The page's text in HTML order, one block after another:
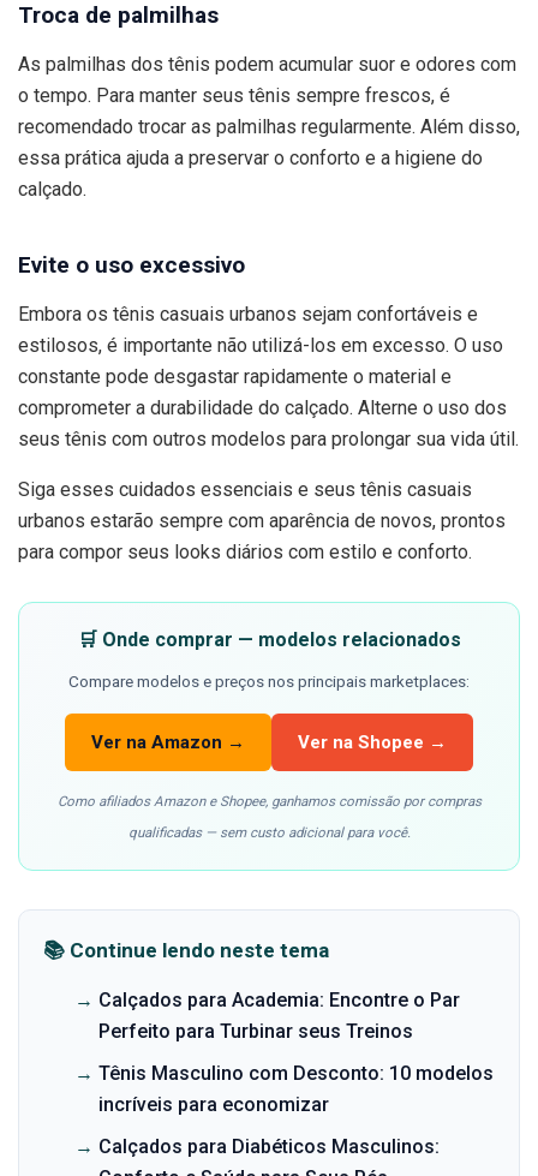
Troca de palmilhas
As palmilhas dos tênis podem acumular suor e odores com
o tempo. Para manter seus tênis sempre frescos, é
recomendado trocar as palmilhas regularmente. Além disso,
essa prática ajuda a preservar o conforto e a higiene do
calçado.
Evite o uso excessivo
Embora os tênis casuais urbanos sejam confortáveis e
estilosos, é importante não utilizá-los em excesso. O uso
constante pode desgastar rapidamente o material e
comprometer a durabilidade do calçado. Alterne o uso dos
seus tênis com outros modelos para prolongar sua vida útil.
Siga esses cuidados essenciais e seus tênis casuais
urbanos estarão sempre com aparência de novos, prontos
para compor seus looks diários com estilo e conforto.
🛒 Onde comprar — modelos relacionados
Compare modelos e preços nos principais marketplaces:
Ver na Amazon → Ver na Shopee →
Como afiliados Amazon e Shopee, ganhamos comissão por compras
qualificadas — sem custo adicional para você.
📚 Continue lendo neste tema
→ Calçados para Academia: Encontre o Par
Perfeito para Turbinar seus Treinos
→ Tênis Masculino com Desconto: 10 modelos
incríveis para economizar
→ Calçados para Diabéticos Masculinos: